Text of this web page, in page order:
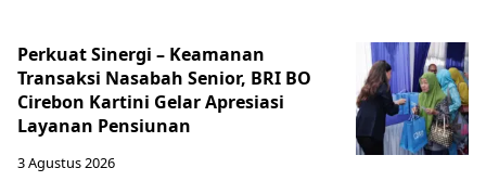
Perkuat Sinergi – Keamanan
Transaksi Nasabah Senior, BRI BO
Cirebon Kartini Gelar Apresiasi
Layanan Pensiunan
3 Agustus 2026